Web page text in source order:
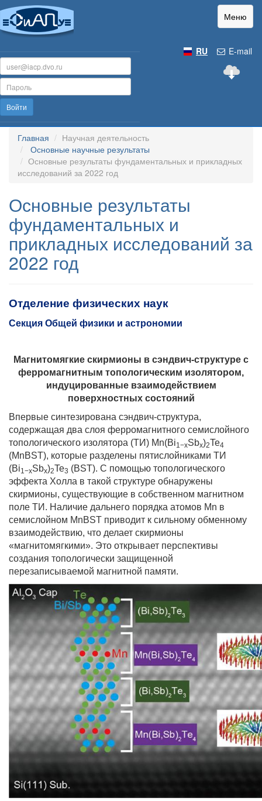
Меню
E-mail
RU
Войти
Главная
Научная деятельность
Основные научные результаты
Основные результаты фундаментальных и прикладных
исследований за 2022 год
Основные результаты
фундаментальных и
прикладных исследований за
2022 год
Отделение физических наук
Секция Общей физики и астрономии
Магнитомягкие скирмионы в сэндвич-структуре с
ферромагнитным топологическим изолятором,
индуцированные взаимодействием
поверхностных состояний
Впервые синтезирована сэндвич-структура,
содержащая два слоя ферромагнитного семислойного
топологического изолятора (ТИ) Mn(Bi1−xSbx)2Te4
(MnBST), которые разделены пятислойниками ТИ
(Bi1−xSbx)2Te3 (BST). С помощью топологического
эффекта Холла в такой структуре обнаружены
скирмионы, существующие в собственном магнитном
поле ТИ. Наличие дальнего порядка атомов Mn в
семислойном MnBST приводит к сильному обменному
взаимодействию, что делает скирмионы
«магнитомягкими». Это открывает перспективы
создания топологически защищенной
перезаписываемой магнитной памяти.